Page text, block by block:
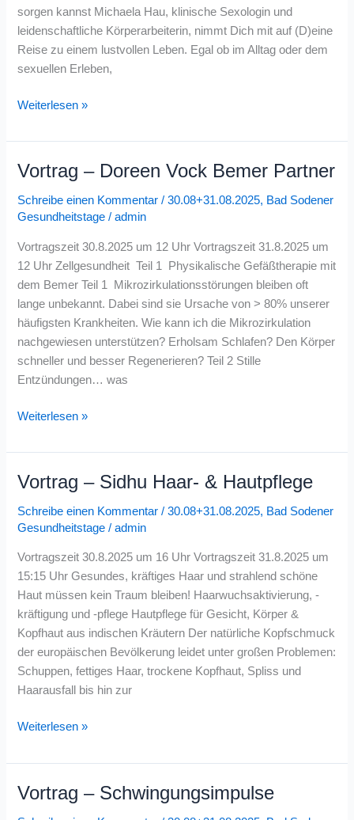
sorgen kannst Michaela Hau, klinische Sexologin und
leidenschaftliche Körperarbeiterin, nimmt Dich mit auf (D)eine
Reise zu einem lustvollen Leben. Egal ob im Alltag oder dem
sexuellen Erleben,
Leben?
Weiterlesen »
Vortrag – Doreen Vock Bemer Partner
Schreibe einen Kommentar /30.08+31.08.2025, Bad Sodener
Gesundheitstage /admin
Vortragszeit 30.8.2025 um 12 Uhr Vortragszeit 31.8.2025 um
12 Uhr Zellgesundheit Teil 1 Physikalische Gefäßtherapie mit
dem Bemer Teil 1 Mikrozirkulationsstörungen bleiben oft
lange unbekannt. Dabei sind sie Ursache von > 80% unserer
häufigsten Krankheiten. Wie kann ich die Mikrozirkulation
nachgewiesen unterstützen? Erholsam Schlafen? Den Körper
schneller und besser Regenerieren? Teil 2 Stille
Entzündungen… was
Vortrag
Doreen
Vock
Bemer
Partner
Weiterlesen »
Vortrag – Sidhu Haar- & Hautpflege
Schreibe einen Kommentar /30.08+31.08.2025, Bad Sodener
Gesundheitstage /admin
Vortragszeit 30.8.2025 um 16 Uhr Vortragszeit 31.8.2025 um
15:15 Uhr Gesundes, kräftiges Haar und strahlend schöne
Haut müssen kein Traum bleiben! Haarwuchsaktivierung, -
kräftigung und -pflege Hautpflege für Gesicht, Körper &
Kopfhaut aus indischen Kräutern Der natürliche Kopfschmuck
der europäischen Bevölkerung leidet unter großen Problemen:
Schuppen, fettiges Haar, trockene Kopfhaut, Spliss und
Haarausfall bis hin zur
Vortrag
Sidhu
Haar-
&
Hautpflege
Weiterlesen »
Vortrag – Schwingungsimpulse
Vortrag